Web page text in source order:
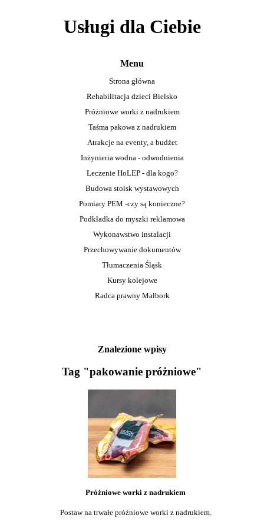
Usługi dla Ciebie
Menu
Strona główna
Rehabilitacja dzieci Bielsko
Próżniowe worki z nadrukiem
Taśma pakowa z nadrukiem
Atrakcje na eventy, a budżet
Inżynieria wodna - odwodnienia
Leczenie HoLEP - dla kogo?
Budowa stoisk wystawowych
Pomiary PEM -czy są konieczne?
Podkładka do myszki reklamowa
Wykonawstwo instalacji
Przechowywanie dokumentów
Tłumaczenia Śląsk
Kursy kolejowe
Radca prawny Malbork
Znalezione wpisy
Tag "pakowanie próżniowe"
Próżniowe worki z nadrukiem
Postaw na trwałe próżniowe worki z nadrukiem.